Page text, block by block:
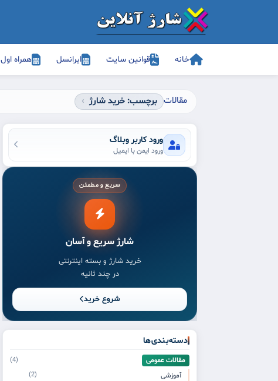
خانه قوانین سایت ایرانسل همراه اول
مقالات برچسب: خرید شارژ
ورود کاربر وبلاگ
ورود ایمن با ایمیل
سریع و مطمئن
شارژ سریع و آسان
خرید شارژ و بسته اینترنتی
در چند ثانیه
شروع خرید
دسته‌بندی‌ها
مقالات عمومی (4)
آموزشی (2)